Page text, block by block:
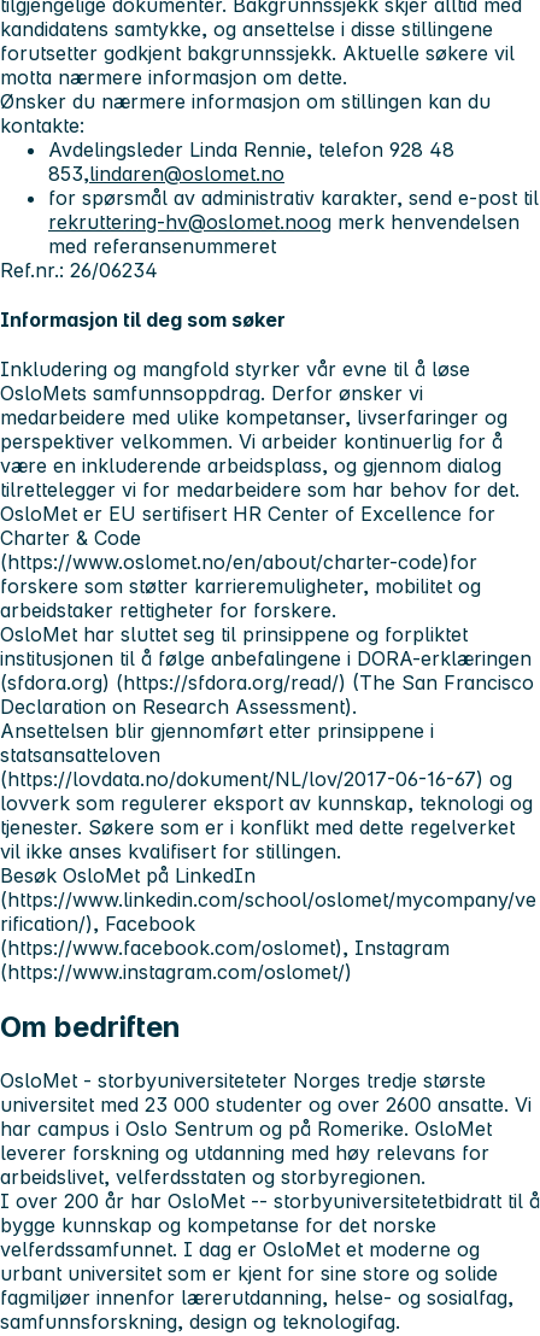
kandidatens samtykke, og ansettelse i disse stillingene
forutsetter godkjent bakgrunnssjekk. Aktuelle søkere vil
motta nærmere informasjon om dette.
Ønsker du nærmere informasjon om stillingen kan du
kontakte:
Avdelingsleder Linda Rennie, telefon 928 48
853,lindaren@oslomet.no
for spørsmål av administrativ karakter, send e-post til
rekruttering-hv@oslomet.noog merk henvendelsen
med referansenummeret
Ref.nr.: 26/06234
Informasjon til deg som søker
Inkludering og mangfold styrker vår evne til å løse
OsloMets samfunnsoppdrag. Derfor ønsker vi
medarbeidere med ulike kompetanser, livserfaringer og
perspektiver velkommen. Vi arbeider kontinuerlig for å
være en inkluderende arbeidsplass, og gjennom dialog
tilrettelegger vi for medarbeidere som har behov for det.
OsloMet er EU sertifisert HR Center of Excellence for
Charter & Code
(https://www.oslomet.no/en/about/charter-code)for
forskere som støtter karrieremuligheter, mobilitet og
arbeidstaker rettigheter for forskere.
OsloMet har sluttet seg til prinsippene og forpliktet
institusjonen til å følge anbefalingene i DORA-erklæringen
(sfdora.org) (https://sfdora.org/read/) (The San Francisco
Declaration on Research Assessment).
Ansettelsen blir gjennomført etter prinsippene i
statsansatteloven
(https://lovdata.no/dokument/NL/lov/2017-06-16-67) og
lovverk som regulerer eksport av kunnskap, teknologi og
tjenester. Søkere som er i konflikt med dette regelverket
vil ikke anses kvalifisert for stillingen.
Besøk OsloMet på LinkedIn
(https://www.linkedin.com/school/oslomet/mycompany/ve
rification/), Facebook
(https://www.facebook.com/oslomet), Instagram
(https://www.instagram.com/oslomet/)
Om bedriften
OsloMet - storbyuniversiteteter Norges tredje største
universitet med 23 000 studenter og over 2600 ansatte. Vi
har campus i Oslo Sentrum og på Romerike. OsloMet
leverer forskning og utdanning med høy relevans for
arbeidslivet, velferdsstaten og storbyregionen.
I over 200 år har OsloMet -- storbyuniversitetetbidratt til å
bygge kunnskap og kompetanse for det norske
velferdssamfunnet. I dag er OsloMet et moderne og
urbant universitet som er kjent for sine store og solide
fagmiljøer innenfor lærerutdanning, helse- og sosialfag,
samfunnsforskning, design og teknologifag.